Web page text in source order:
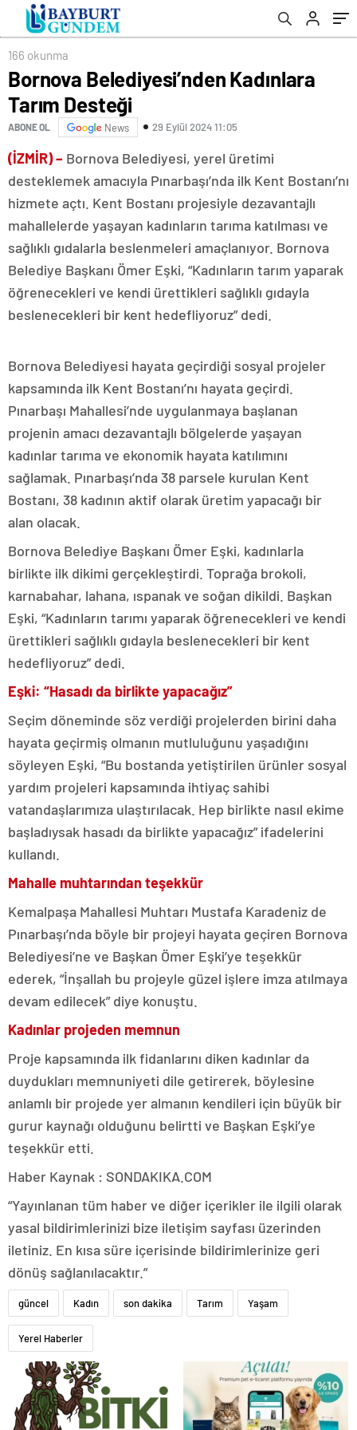
166 okunma
Bornova Belediyesi’nden Kadınlara
Tarım Desteği
ABONE OL News 29 Eylül 2024 11:05
(İZMİR) – Bornova Belediyesi, yerel üretimi
desteklemek amacıyla Pınarbaşı’nda ilk Kent Bostanı’nı
hizmete açtı. Kent Bostanı projesiyle dezavantajlı
mahallelerde yaşayan kadınların tarıma katılması ve
sağlıklı gıdalarla beslenmeleri amaçlanıyor. Bornova
Belediye Başkanı Ömer Eşki, “Kadınların tarım yaparak
öğrenecekleri ve kendi ürettikleri sağlıklı gıdayla
beslenecekleri bir kent hedefliyoruz” dedi.
Bornova Belediyesi hayata geçirdiği sosyal projeler
kapsamında ilk Kent Bostanı’nı hayata geçirdi.
Pınarbaşı Mahallesi’nde uygulanmaya başlanan
projenin amacı dezavantajlı bölgelerde yaşayan
kadınlar tarıma ve ekonomik hayata katılımını
sağlamak. Pınarbaşı’nda 38 parsele kurulan Kent
Bostanı, 38 kadının aktif olarak üretim yapacağı bir
alan olacak.
Bornova Belediye Başkanı Ömer Eşki, kadınlarla
birlikte ilk dikimi gerçekleştirdi. Toprağa brokoli,
karnabahar, lahana, ıspanak ve soğan dikildi. Başkan
Eşki, “Kadınların tarımı yaparak öğrenecekleri ve kendi
ürettikleri sağlıklı gıdayla beslenecekleri bir kent
hedefliyoruz” dedi.
Eşki: “Hasadı da birlikte yapacağız”
Seçim döneminde söz verdiği projelerden birini daha
hayata geçirmiş olmanın mutluluğunu yaşadığını
söyleyen Eşki, “Bu bostanda yetiştirilen ürünler sosyal
yardım projeleri kapsamında ihtiyaç sahibi
vatandaşlarımıza ulaştırılacak. Hep birlikte nasıl ekime
başladıysak hasadı da birlikte yapacağız” ifadelerini
kullandı.
Mahalle muhtarından teşekkür
Kemalpaşa Mahallesi Muhtarı Mustafa Karadeniz de
Pınarbaşı’nda böyle bir projeyi hayata geçiren Bornova
Belediyesi’ne ve Başkan Ömer Eşki’ye teşekkür
ederek, “İnşallah bu projeyle güzel işlere imza atılmaya
devam edilecek” diye konuştu.
Kadınlar projeden memnun
Proje kapsamında ilk fidanlarını diken kadınlar da
duydukları memnuniyeti dile getirerek, böylesine
anlamlı bir projede yer almanın kendileri için büyük bir
gurur kaynağı olduğunu belirtti ve Başkan Eşki’ye
teşekkür etti.
Haber Kaynak : SONDAKIKA.COM
“Yayınlanan tüm haber ve diğer içerikler ile ilgili olarak
yasal bildirimlerinizi bize iletişim sayfası üzerinden
iletiniz. En kısa süre içerisinde bildirimlerinize geri
dönüş sağlanılacaktır.”
güncel Kadın son dakika Tarım Yaşam
Yerel Haberler